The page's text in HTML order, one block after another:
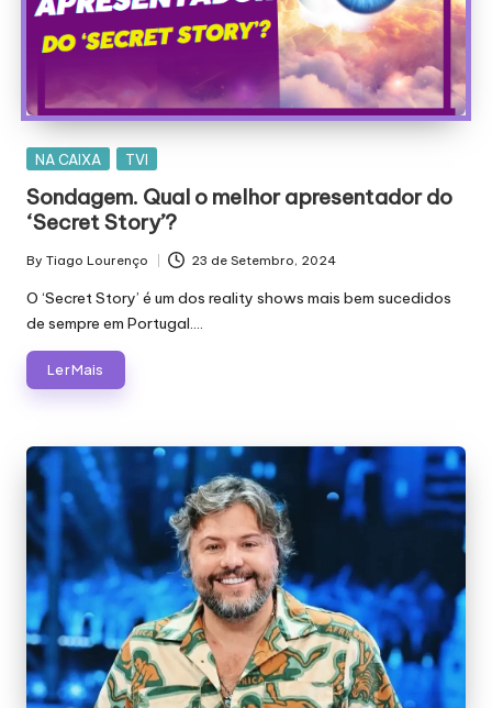
Posted
NA CAIXA TVI
Sondagem. Qual o melhor apresentador do
‘Secret Story’?
Posted
by
By Tiago Lourenço 23 de Setembro, 2024
O ‘Secret Story’ é um dos reality shows mais bem sucedidos
de sempre em Portugal.…
Ler Mais